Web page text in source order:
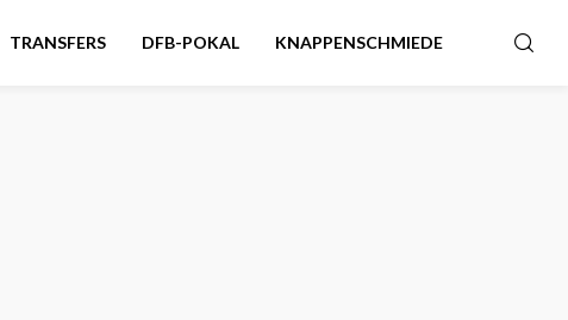
TRANSFERS DFB-POKAL KNAPPENSCHMIEDE